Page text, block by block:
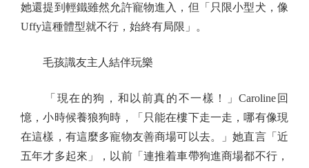
她還提到輕鐵雖然允許寵物進入，但「只限小型犬，像
Uffy這種體型就不行，始終有局限」。
毛孩識友主人結伴玩樂
「現在的狗，和以前真的不一樣！」Caroline回
憶，小時候養狼狗時，「只能在樓下走一走，哪有像現
在這樣，有這麼多寵物友善商場可以去。」她直言「近
五年才多起來」，以前「連推着車帶狗進商場都不行，